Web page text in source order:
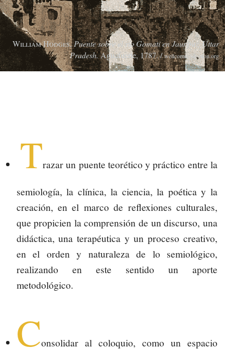
William Hodges,Puente sobre el río Gomati en Jaunpur, Uttar
Pradesh.Aguafuerte, 1787./wellcomecollection.org
Trazar un puente teorético y práctico entre la
semiología, la clínica, la ciencia, la poética y la
creación, en el marco de reflexiones culturales,
que propicien la comprensión de un discurso, una
didáctica, una terapéutica y un proceso creativo,
en el orden y naturaleza de lo semiológico,
realizando en este sentido un aporte
metodológico.
Consolidar al coloquio, como un espacio